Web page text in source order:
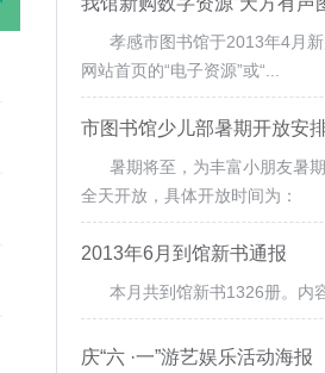
孝感市图书馆于2013年4月新
网站首页的“电子资源”或“...
市图书馆少儿部暑期开放安
暑期将至，为丰富小朋友暑期
全天开放，具体开放时间为
2013年6月到馆新书通报
本月共到馆新书1326册。内容
庆“六 ·一”游艺娱乐活动海报